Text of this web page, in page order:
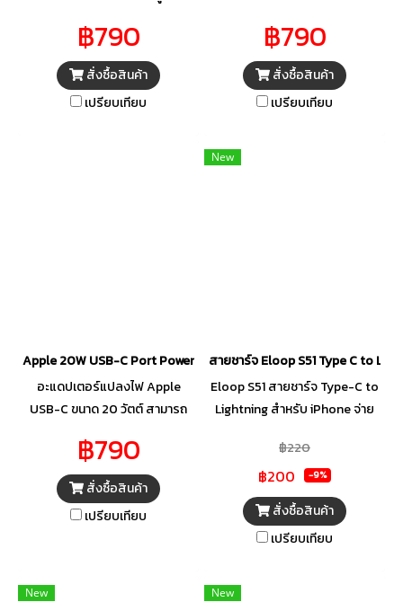
ชิ้นพร้อมกันได้ไม่ว่าคุณจะอยู่ที่บ้าน
ที่ทำงาน หรือขณะเดินทาง ทั้งยัง
พกพาและจัดเก็บได้ง่ายด้วยขนาด
ที่กะทัดรัดและขาแบบพับได้ Apple
฿790
สั่งซื้อสินค้า
เปรียบเทียบ
iPad หรือ iPod ที่มีช่องต่อ
Lightning ได้ทั้งที่บ้าน ระหว่างเดิน
ทาง หรือเมื่อไหร่ก็ตามที่ไม่ได้เชื่อม
ต่อกับคอมพิวเตอร์ หรือคุณจะต่อ
คุณโดยตรงผ่านช่องต่อ
฿790
สั่งซื้อสินค้า
เปรียบเทียบ
Apple 20W USB-C Port Power Adapter
อะแดปเตอร์แปลงไฟ Apple
USB-C ขนาด 20 วัตต์ สามารถ
ประสิทธิภาพไม่ว่าจะที่บ้าน ที่ทำงาน
หรือระหว่างเดินทาง เพียงจับคู่กับ
iPhone 8 หรือใหม่กว่าเพื่อชาร์จ
แบบเร็วได้ถึงระดับ 50% ในเวลา
ประสิทธิภาพการชาร์จขั้นสูงสุด
฿790
สั่งซื้อสินค้า
เปรียบเทียบ
New
สายชาร์จ Eloop S51 Type C to
Eloop S51 สายชาร์จ Type-C to
Lightning สำหรับ iPhone จ่าย
20W ที่กระแสไฟ 3A ความยาว 1
เมตร สายชาร์จเร็วสำหรับไอโฟน
รองรับถ่ายโอนข้อมูล วัสดุไนลอน
ถัก แข็งแรง ทนทาน ไม่ขาดง่าย
ของแท้ 100% Orsen by Eloop
฿220
฿200 -9%
สั่งซื้อสินค้า
เปรียบเทียบ
New New